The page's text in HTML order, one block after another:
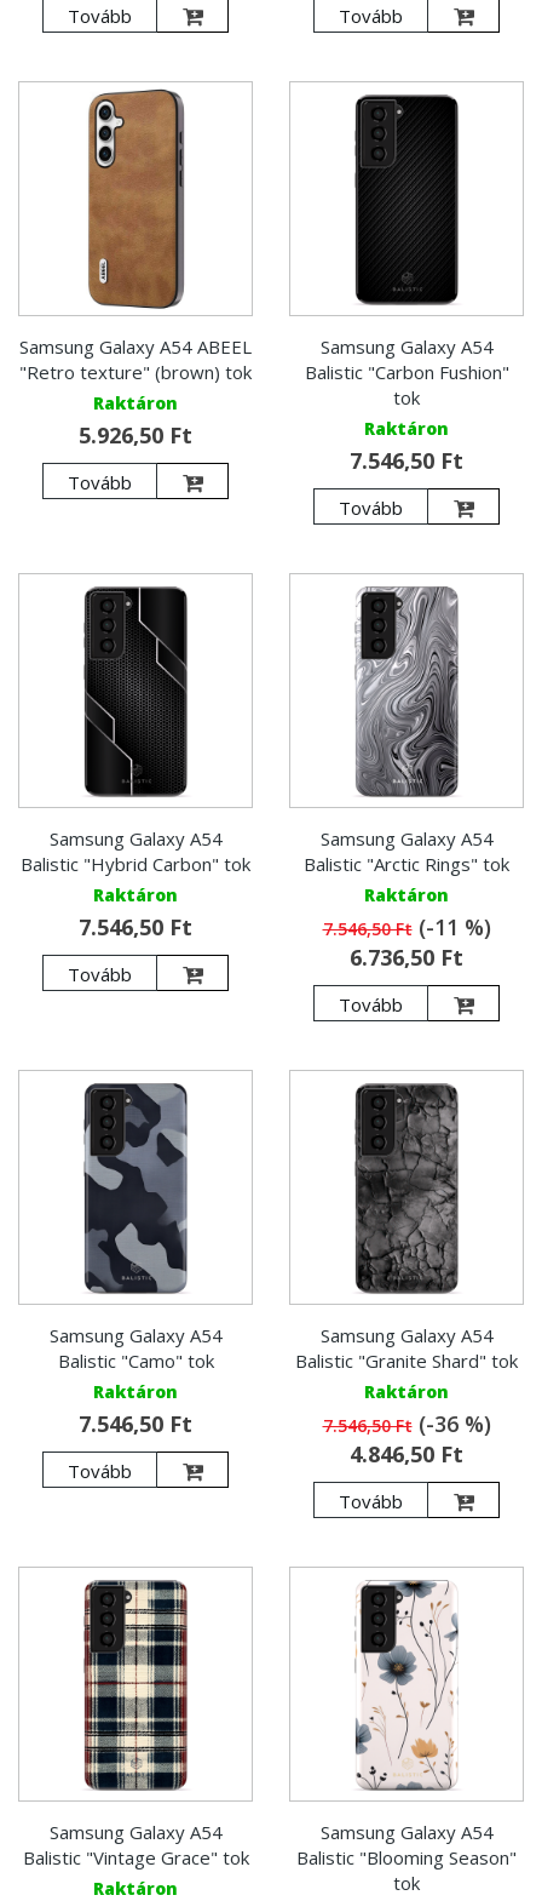
Tovább Tovább
Samsung Galaxy A54 ABEEL
"Retro texture" (brown) tok
Raktáron
5.926,50 Ft
Tovább
Samsung Galaxy A54
Balistic "Carbon Fushion"
tok
Raktáron
7.546,50 Ft
Tovább
Samsung Galaxy A54
Balistic "Hybrid Carbon" tok
Raktáron
7.546,50 Ft
Tovább
Samsung Galaxy A54
Balistic "Arctic Rings" tok
Raktáron
7.546,50 Ft(-11 %)
6.736,50 Ft
Tovább
Samsung Galaxy A54
Balistic "Camo" tok
Raktáron
7.546,50 Ft
Tovább
Samsung Galaxy A54
Balistic "Granite Shard" tok
Raktáron
7.546,50 Ft(-36 %)
4.846,50 Ft
Tovább
Samsung Galaxy A54
Balistic "Vintage Grace" tok
Raktáron
Samsung Galaxy A54
Balistic "Blooming Season"
tok